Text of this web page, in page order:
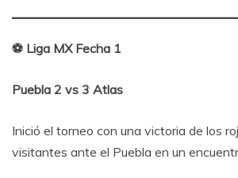
⚽ Liga MX Fecha 1
Puebla 2 vs 3 Atlas
Inició el torneo con una victoria de los
visitantes ante el Puebla en un